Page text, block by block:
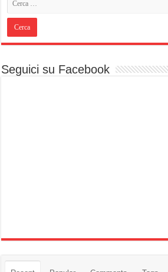
Seguici su Facebook